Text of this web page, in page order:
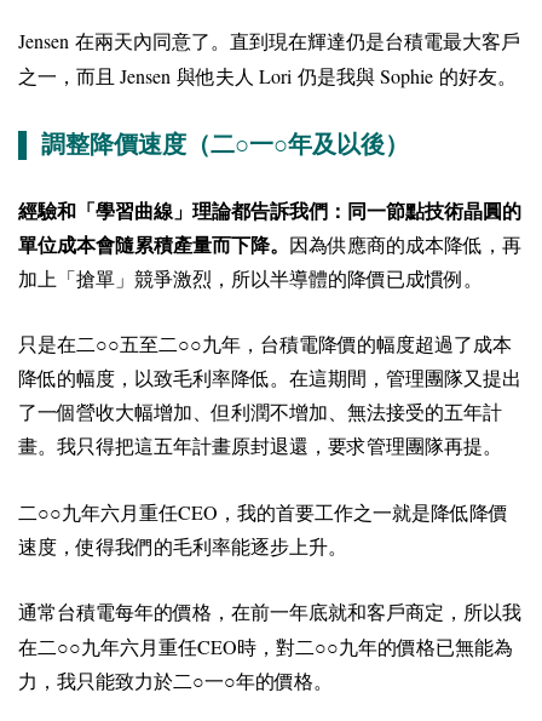
Jensen 在兩天內同意了。直到現在輝達仍是台積電最大客戶
之一，而且 Jensen 與他夫人 Lori 仍是我與 Sophie 的好友。
▌ 調整降價速度（二○一○年及以後）
經驗和「學習曲線」理論都告訴我們：同一節點技術晶圓的
單位成本會隨累積產量而下降。
因為供應商的成本降低，再
加上「搶單」競爭激烈，所以半導體的降價已成慣例。
只是在二○○五至二○○九年，台積電降價的幅度超過了成本
降低的幅度，以致毛利率降低。在這期間，管理團隊又提出
了一個營收大幅增加、但利潤不增加、無法接受的五年計
畫。我只得把這五年計畫原封退還，要求管理團隊再提。
二○○九年六月重任CEO ，我的首要工作之一就是降低降價
速度，使得我們的毛利率能逐步上升。
通常台積電每年的價格，在前一年底就和客戶商定，所以我
在二○○九年六月重任CEO時，對二○○九年的價格已無能為
力，我只能致力於二○一○年的價格。